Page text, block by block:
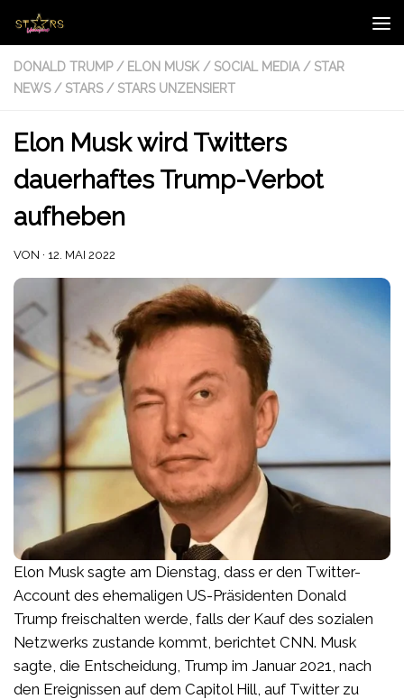
Zum Inhalt springen
DONALD TRUMP / ELON MUSK / SOCIAL MEDIA / STAR
NEWS / STARS / STARS UNZENSIERT
Elon Musk wird Twitters
dauerhaftes Trump-Verbot
aufheben
VON · 12. MAI 2022
Elon Musk sagte am Dienstag, dass er den Twitter-
Account des ehemaligen US-Präsidenten Donald
Trump freischalten werde, falls der Kauf des sozialen
Netzwerks zustande kommt, berichtet CNN. Musk
sagte, die Entscheidung, Trump im Januar 2021, nach
den Ereignissen auf dem Capitol Hill, auf Twitter zu